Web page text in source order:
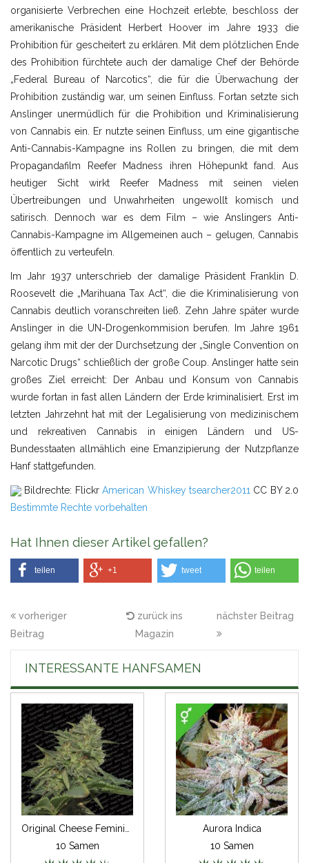
organisierte Verbrechen eine Hochzeit erlebte, beschloss der
amerikanische Präsident Herbert Hoover im Jahre 1933 die
Prohibition für gescheitert zu erklären. Mit dem plötzlichen Ende
des Prohibition fürchtete auch der damalige Chef der Behörde
„Federal Bureau of Narcotics“, die für die Überwachung der
Prohibition zuständig war, um seinen Einfluss. Fortan setzte sich
Anslinger unermüdlich für die Prohibition und Kriminalisierung
von Cannabis ein. Er nutzte seinen Einfluss, um eine gigantische
Anti-Cannabis-Kampagne ins Rollen zu bringen, die mit dem
Propagandafilm Reefer Madness ihren Höhepunkt fand. Aus
heutiger Sicht wirkt Reefer Madness mit seinen vielen
Übertreibungen und Unwahrheiten ungewollt komisch und
satirisch. Dennoch war es dem Film – wie Anslingers Anti-
Cannabis-Kampagne im Allgemeinen auch – gelugen, Cannabis
öffentlich zu verteufeln.
Im Jahr 1937 unterschrieb der damalige Präsident Franklin D.
Roosevelt die „Marihuana Tax Act“, die die Kriminalisierung von
Cannabis deutlich voranschreiten ließ. Zehn Jahre später wurde
Anslinger in die UN-Drogenkommision berufen. Im Jahre 1961
gelang ihm mit der der Durchsetzung der „Single Convention on
Narcotic Drugs“ schließlich der große Coup. Anslinger hatte sein
großes Ziel erreicht: Der Anbau und Konsum von Cannabis
wurde fortan in fast allen Ländern der Erde kriminalisiert. Erst im
letzten Jahrzehnt hat mit der Legalisierung von medizinischem
und rekreativen Cannabis in einigen Ländern und US-
Bundesstaaten allmählich eine Emanzipierung der Nutzpflanze
Hanf stattgefunden.
Bildrechte: FlickrAmerican Whiskey tsearcher2011 CC BY 2.0
Bestimmte Rechte vorbehalten
Hat Ihnen dieser Artikel gefallen?
teilen +1 tweet teilen
vorheriger
Beitrag
zurück ins
Magazin
nächster Beitrag
INTERESSANTE HANFSAMEN
10 Samen
Aurora Indica
10 Samen